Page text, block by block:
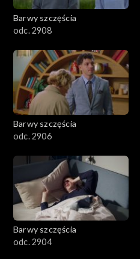
Barwy szczęścia
odc. 2908
Barwy szczęścia
odc. 2906
Barwy szczęścia
odc. 2904